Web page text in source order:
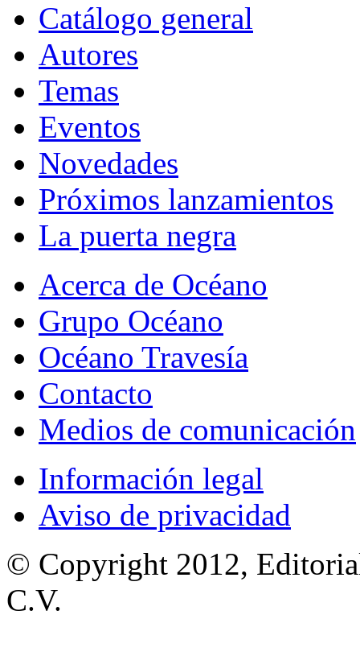
Catálogo general
Autores
Temas
Eventos
Novedades
Próximos lanzamientos
La puerta negra
Acerca de Océano
Grupo Océano
Océano Travesía
Contacto
Medios de comunicación
Información legal
Aviso de privacidad
© Copyright 2012,
C.V.